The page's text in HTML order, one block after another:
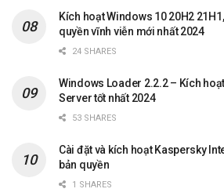
Kích hoạt Windows 10 20H2
quyền vĩnh viễn mới nhất 2024
24 SHARES
Windows Loader 2.2.2 – Kích
Server tốt nhất 2024
53 SHARES
Cài đặt và kích hoạt Kaspersky
bản quyền
1 SHARES